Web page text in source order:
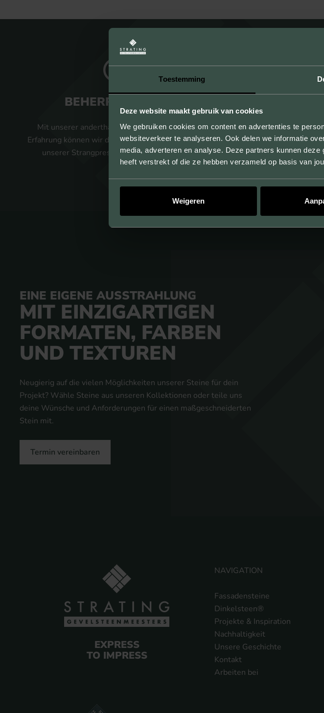
Toestemming
Deze website maakt gebruik van cookies
We gebruiken cookies om content en advertenties te
websiteverkeer te analyseren. Ook delen we informatie
media, adverteren en analyse. Deze partners kunnen
heeft verstrekt of die ze hebben verzameld op basis van
Weigeren
BEHERRSCHUNG
Mit unserer anderthalb Jahrhunderte langen
Erfahrung können wir das maximale Potenzial aus
unserer Strangpresstechnik herausholen.
Durch die Anfertigung
nicht nur die Größen,
Sie können sich
EINE EIGENE AUSSTRAHLUNG
MIT EINZIGARTIGEN
FORMATEN, FARBEN
UND TEXTUREN
Neugierig auf die vielen Möglichkeiten unserer Steine für dein
Projekt? Wähle Steine aus unseren Kollektionen oder teile uns
deine Wünsche und Anforderungen für einen maßgeschneiderten
Stein mit.
Termin vereinbaren
EXPRESS
TO IMPRESS
NAVIGATION
Fassadensteine
Dinkelsteen®
Projekte & Inspiration
Nachhaltigkeit
Unsere Geschichte
Kontakt
Arbeiten bei